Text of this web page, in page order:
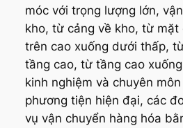
móc với trọng lượng lớn,
kho, từ cảng về kho, từ
trên cao xuống dưới thấp,
tầng cao, từ tầng cao
kinh nghiệm và chuyên
phương tiện hiện đại, các
vụ vận chuyển hàng hóa